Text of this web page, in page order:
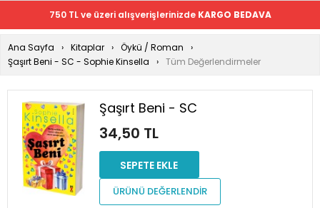
750 TL ve üzeri alışverişlerinizde KARGO BEDAVA
Ana Sayfa Kitaplar
Öykü / Roman
Şaşırt Beni - SC - Sophie Kinsella
Tüm Değerlendirmeler
Şaşırt Beni - SC
34,50 TL
SEPETE EKLE
ÜRÜNÜ DEĞERLENDİR